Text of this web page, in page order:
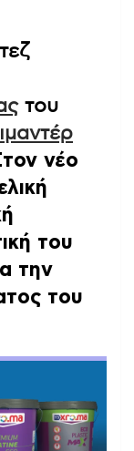
του
νέο
του
την
του